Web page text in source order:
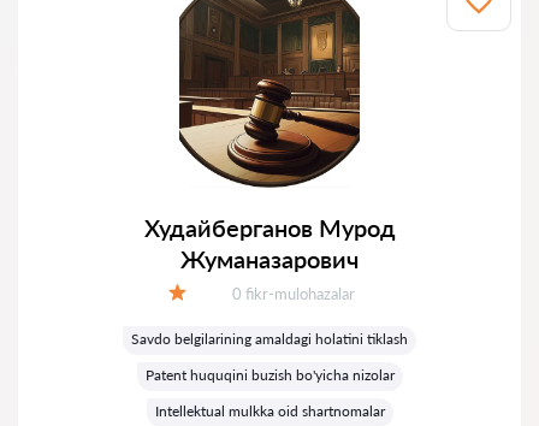
Худайберганов Мурод
Жуманазарович
Fikrlar:
0 fikr-mulohazalar
Savdo belgilarining amaldagi holatini tiklash
Patent huquqini buzish bo'yicha nizolar
Intellektual mulkka oid shartnomalar